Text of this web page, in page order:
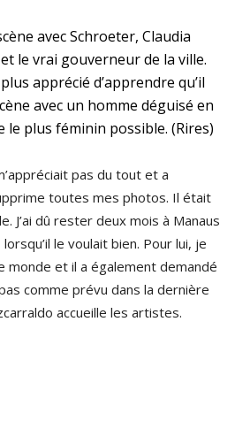
avec Schroeter, Claudia
le vrai gouverneur de la ville.
apprécié d’apprendre qu’il
avec un homme déguisé en
le plus féminin possible. (Rires)
pas du tout et a
toutes mes photos. Il était
J’ai dû rester deux mois à Manaus
le voulait bien. Pour lui, je
monde et il a également demandé
comme prévu dans la dernière
accueille les artistes.